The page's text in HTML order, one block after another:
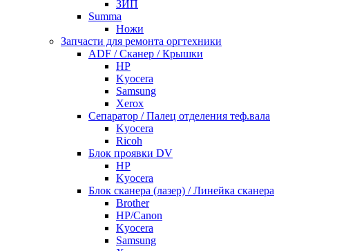
ЗИП
Summa
Ножи
Запчасти для ремонта оргтехники
ADF / Сканер / Крышки
HP
Kyocera
Samsung
Xerox
Cепаратор / Палец отделения теф.вала
Kyocera
Ricoh
Блок проявки DV
HP
Kyocera
Блок сканера (лазер) / Линейка сканера
Brother
HP/Canon
Kyocera
Samsung